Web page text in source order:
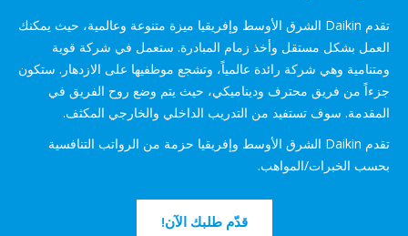
تقدم Daikin الشرق الأوسط وإفريقيا ميزة متنوعة وعالمية، حيث يمكنك
العمل بشكل مستقل وأخذ زمام المبادرة. ستعمل في شركة قوية
ومتنامية وهي شركة رائدة عالمياً، وتشجع موظفيها على الازدهار. ستكون
جزءاً من فريق محترف وديناميكي، حيث يتم وضع روح الفريق في
المقدمة. سوف تستفيد من التدريب الداخلي والخارجي المكثف.
تقدم Daikin الشرق الأوسط وإفريقيا حزمة من الرواتب التنافسية
بحسب الخبرات/المواهب.
قدّم طلبك الآن!